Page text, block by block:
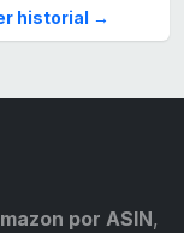
historial →
por ASIN,